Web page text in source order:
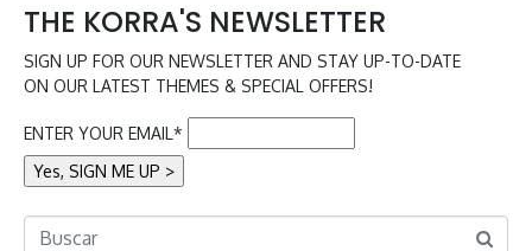
THE KORRA'S NEWSLETTER
SIGN UP FOR OUR NEWSLETTER AND STAY UP-TO-DATE
ON OUR LATEST THEMES & SPECIAL OFFERS!
ENTER YOUR EMAIL*